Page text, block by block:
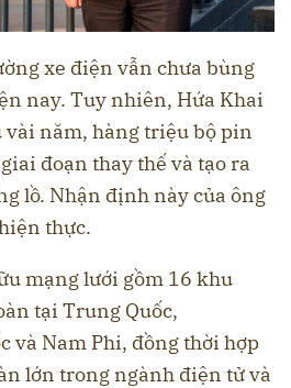
xe điện vẫn chưa bùng
nay. Tuy nhiên, Hứa Khai
vài năm, hàng triệu bộ pin
đoạn thay thế và tạo ra
lồ. Nhận định này của ông
thực.
mạng lưới gồm 16 khu
tại Trung Quốc,
và Nam Phi, đồng thời hợp
lớn trong ngành điện tử và